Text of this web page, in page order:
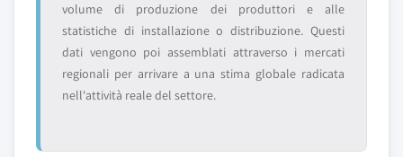
volume di produzione dei produttori e alle
statistiche di installazione o distribuzione. Questi
dati vengono poi assemblati attraverso i mercati
regionali per arrivare a una stima globale radicata
nell'attività reale del settore.